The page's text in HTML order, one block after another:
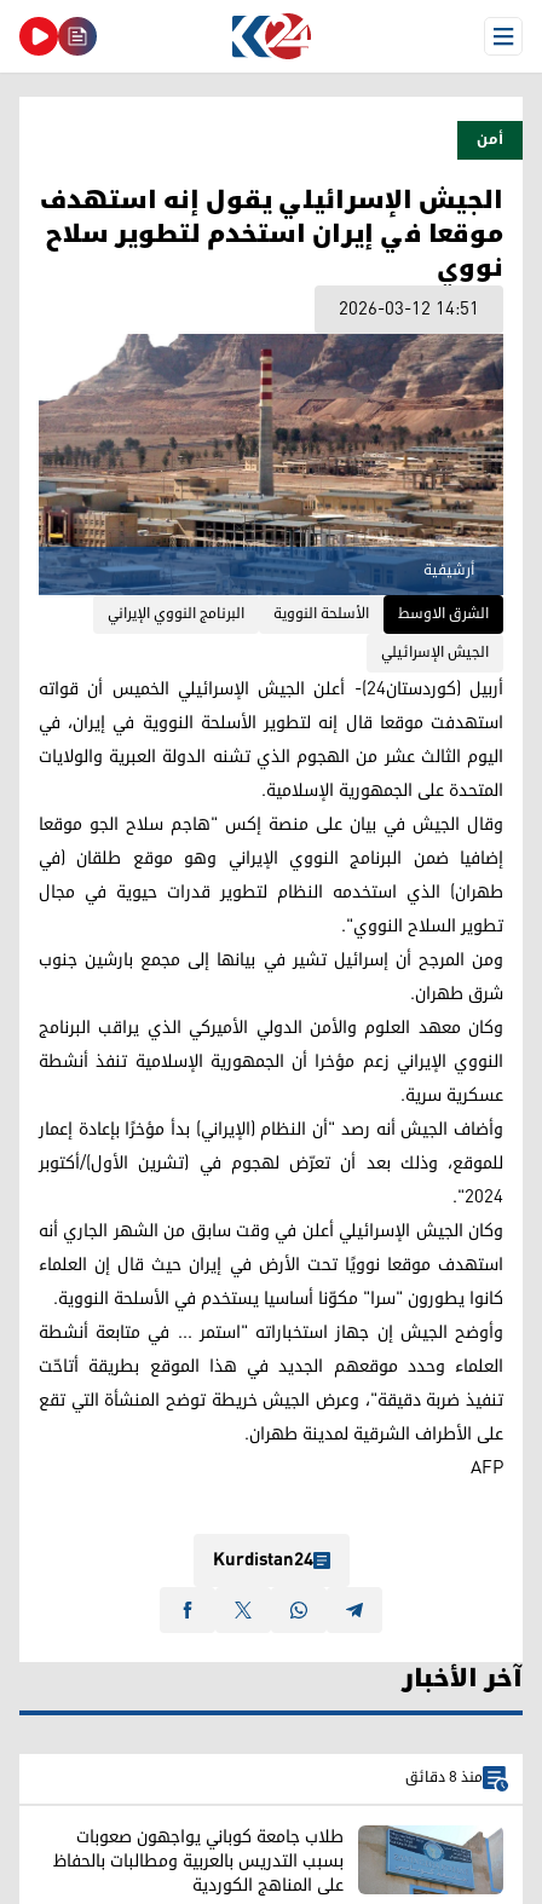
Open Menu
أمن
الجيش الإسرائيلي يقول إنه استهدف
موقعا في إيران استخدم لتطوير سلاح
نووي
2026-03-12 14:51
أرشيفية
الشرق الاوسط
الأسلحة النووية
البرنامج النووي الإيراني
الجيش الإسرائيلي
أربيل (كوردستان24)- أعلن الجيش الإسرائيلي الخميس أن قواته
استهدفت موقعا قال إنه لتطوير الأسلحة النووية في إيران، في
اليوم الثالث عشر من الهجوم الذي تشنه الدولة العبرية والولايات
المتحدة على الجمهورية الإسلامية.
وقال الجيش في بيان على منصة إكس "هاجم سلاح الجو موقعا
إضافيا ضمن البرنامج النووي الإيراني وهو موقع طلقان (في
طهران) الذي استخدمه النظام لتطوير قدرات حيوية في مجال
تطوير السلاح النووي".
ومن المرجح أن إسرائيل تشير في بيانها إلى مجمع بارشين جنوب
شرق طهران.
وكان معهد العلوم والأمن الدولي الأميركي الذي يراقب البرنامج
النووي الإيراني زعم مؤخرا أن الجمهورية الإسلامية تنفذ أنشطة
عسكرية سرية.
وأضاف الجيش أنه رصد "أن النظام (الإيراني) بدأ مؤخرًا بإعادة إعمار
للموقع، وذلك بعد أن تعرّض لهجوم في (تشرين الأول)/أكتوبر
2024".
وكان الجيش الإسرائيلي أعلن في وقت سابق من الشهر الجاري أنه
استهدف موقعا نوويًا تحت الأرض في إيران حيث قال إن العلماء
كانوا يطورون "سرا" مكوّنا أساسيا يستخدم في الأسلحة النووية.
وأوضح الجيش إن جهاز استخباراته "استمر ... في متابعة أنشطة
العلماء وحدد موقعهم الجديد في هذا الموقع بطريقة أتاحّت
تنفيذ ضربة دقيقة"، وعرض الجيش خريطة توضح المنشأة التي تقع
على الأطراف الشرقية لمدينة طهران.
AFP
Kurdistan24
آخر الأخبار
منذ 8 دقائق
طلاب جامعة كوباني يواجهون صعوبات
بسبب التدريس بالعربية ومطالبات بالحفاظ
على المناهج الكوردية